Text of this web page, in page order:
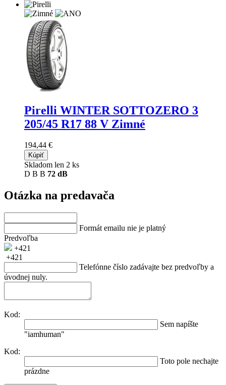
Pirelli WINTER SOTTOZERO 3
205/45 R17 88 V Zimné
194,44 €
Kúpiť
Skladom len 2 ks
D B B 72 dB
Otázka na predavača
Formát emailu nie je platný
Predvoľba
+421
+421
Telefónne číslo zadávajte bez predvoľby a
úvodnej nuly.
Kod:
Sem napíšte
"iamhuman"
Kod:
Toto pole nechajte
prázdne